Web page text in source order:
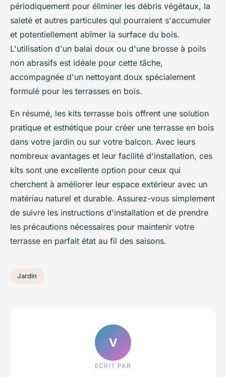
périodiquement pour éliminer les débris végétaux, la
saleté et autres particules qui pourraient s'accumuler
et potentiellement abîmer la surface du bois.
L'utilisation d'un balai doux ou d'une brosse à poils
non abrasifs est idéale pour cette tâche,
accompagnée d'un nettoyant doux spécialement
formulé pour les terrasses en bois.
En résumé, les kits terrasse bois offrent une solution
pratique et esthétique pour créer une terrasse en bois
dans votre jardin ou sur votre balcon. Avec leurs
nombreux avantages et leur facilité d'installation, ces
kits sont une excellente option pour ceux qui
cherchent à améliorer leur espace extérieur avec un
matériau naturel et durable. Assurez-vous simplement
de suivre les instructions d'installation et de prendre
les précautions nécessaires pour maintenir votre
terrasse en parfait état au fil des saisons.
Jardin
V
ECRIT PAR